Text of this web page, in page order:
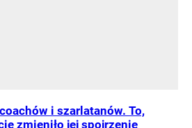
i szarlatanów. To,
zmieniło jej spojrzenie